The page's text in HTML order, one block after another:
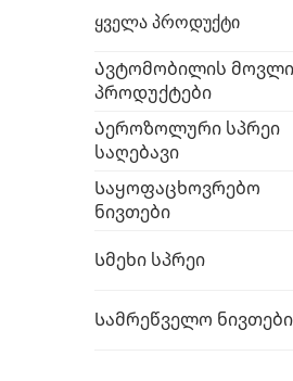
ᲧᲕᲔᲚᲐ ᲞᲠᲝᲓᲣᲥᲢᲘ
Ავტომობილის
Პროდუქტები
Აეროზოლური Სპრეი
Საღებავი
Საყოფაცხოვრებო
Ნივთები
Სმეხი Სპრეი
Სამრეწველო Ნივთები